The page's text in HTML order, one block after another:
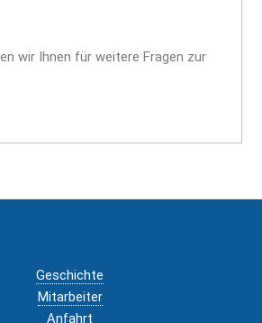
wir Ihnen für weitere Fragen zur
Geschichte
Mitarbeiter
Anfahrt